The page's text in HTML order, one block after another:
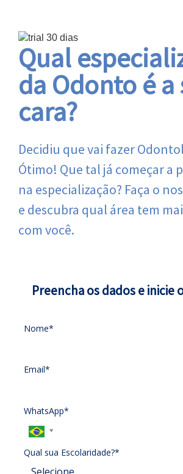
Qual
da Odonto é a
cara?
Decidiu que vai fazer
Ótimo! Que tal já começar a
na especialização? Faça o
e descubra qual área tem
com você.
Preencha os dados e inicie
Nome*
Email*
WhatsApp*
Qual sua Escolaridade?*